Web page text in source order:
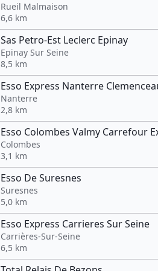
Rueil Malmaison
6,6 km
Sas Petro-Est Leclerc Epinay
Epinay Sur Seine
8,5 km
Esso Express Nanterre
Nanterre
2,8 km
Esso Colombes Valmy Carrefour
Colombes
3,1 km
Esso De Suresnes
Suresnes
5,0 km
Esso Express Carrieres Sur Seine
Carrières-Sur-Seine
6,5 km